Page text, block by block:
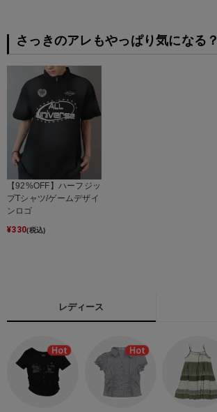
さっきのアレもやっぱり気になる？
【92%OFF】ハーフジッ
プTシャツ/ゲームデザイ
ンロゴ
¥330(税込)
レディース